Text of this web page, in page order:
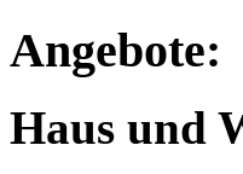
Angebote:
Haus und